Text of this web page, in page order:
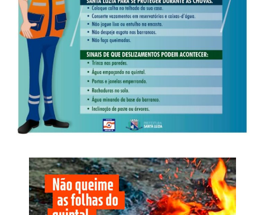
presentes no debate eleitoral.
Veja Mais:
Juca do Guaraná garante recurso de
R$ 1 milhão para Vila Rica
Na composição do recorte, as mulheres representam
52,6% dos entrevistados; a maior faixa etária é a de 45 a
59 anos, com 26,1%; 49% têm ensino médio completo ou
incompleto; e 46,8% informaram renda familiar entre dois
sete regiões de Mato Grosso. A Centro-Sul, onde estão
Cuiabá e Várzea Grande, concentra 37,6% da amostra,
seguida pelo Sudeste, com 18,7%, e pelo Médio Norte,
com 14,1%.